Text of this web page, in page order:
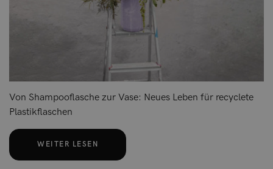
Von Shampooflasche zur Vase: Neues Leben für recyclete
Plastikflaschen
WEITER LESEN